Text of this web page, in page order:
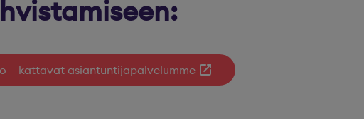
– kattavat asiantuntijapalvelumme